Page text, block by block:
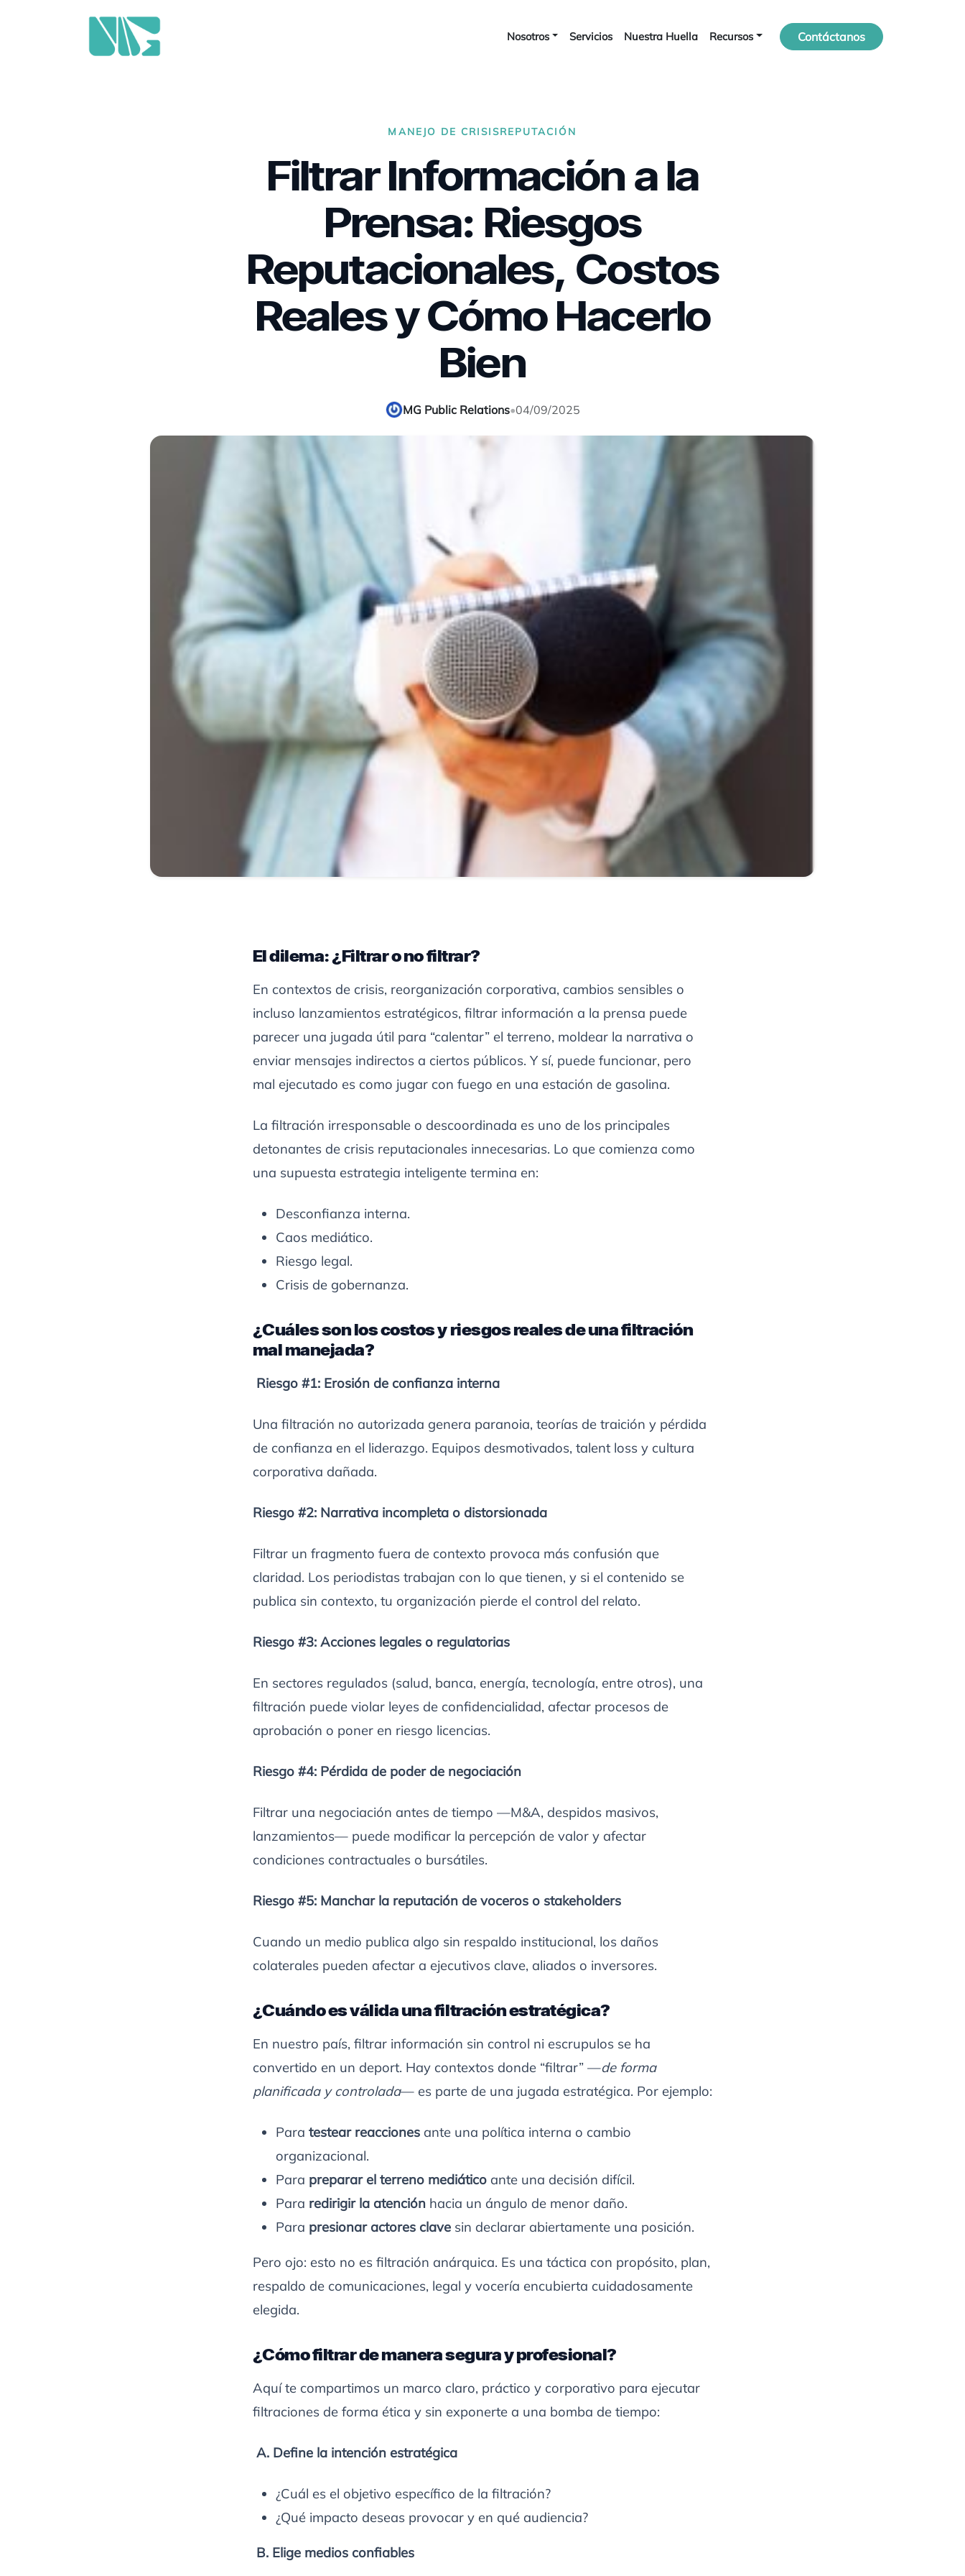
Nosotros Servicios Nuestra Huella Recursos Contáctanos
MANEJO DE CRISISREPUTACIÓN
Filtrar Información a la
Prensa: Riesgos
Reputacionales, Costos
Reales y Cómo Hacerlo
Bien
MG Public Relations•04/09/2025
El dilema: ¿Filtrar o no filtrar?
En contextos de crisis, reorganización corporativa, cambios sensibles o
incluso lanzamientos estratégicos, filtrar información a la prensa puede
parecer una jugada útil para “calentar” el terreno, moldear la narrativa o
enviar mensajes indirectos a ciertos públicos. Y sí, puede funcionar, pero
mal ejecutado es como jugar con fuego en una estación de gasolina.
La filtración irresponsable o descoordinada es uno de los principales
detonantes de crisis reputacionales innecesarias. Lo que comienza como
una supuesta estrategia inteligente termina en:
Desconfianza interna.
Caos mediático.
Riesgo legal.
Crisis de gobernanza.
¿Cuáles son los costos y riesgos reales de una filtración
mal manejada?
Riesgo #1: Erosión de confianza interna
Una filtración no autorizada genera paranoia, teorías de traición y pérdida
de confianza en el liderazgo. Equipos desmotivados, talent loss y cultura
corporativa dañada.
Riesgo #2: Narrativa incompleta o distorsionada
Filtrar un fragmento fuera de contexto provoca más confusión que
claridad. Los periodistas trabajan con lo que tienen, y si el contenido se
publica sin contexto, tu organización pierde el control del relato.
Riesgo #3: Acciones legales o regulatorias
En sectores regulados (salud, banca, energía, tecnología, entre otros), una
filtración puede violar leyes de confidencialidad, afectar procesos de
aprobación o poner en riesgo licencias.
Riesgo #4: Pérdida de poder de negociación
Filtrar una negociación antes de tiempo —M&A, despidos masivos,
lanzamientos— puede modificar la percepción de valor y afectar
condiciones contractuales o bursátiles.
Riesgo #5: Manchar la reputación de voceros o stakeholders
Cuando un medio publica algo sin respaldo institucional, los daños
colaterales pueden afectar a ejecutivos clave, aliados o inversores.
¿Cuándo es válida una filtración estratégica?
En nuestro país, filtrar información sin control ni escrupulos se ha
convertido en un deport. Hay contextos donde “filtrar” —de forma
planificada y controlada— es parte de una jugada estratégica. Por ejemplo:
Para testear reaccionesante una política interna o cambio
organizacional.
Para preparar el terreno mediáticoante una decisión difícil.
Para redirigir la atenciónhacia un ángulo de menor daño.
Para presionar actores clavesin declarar abiertamente una posición.
Pero ojo: esto no es filtración anárquica. Es una táctica con propósito, plan,
respaldo de comunicaciones, legal y vocería encubierta cuidadosamente
elegida.
¿Cómo filtrar de manera segura y profesional?
Aquí te compartimos un marco claro, práctico y corporativo para ejecutar
filtraciones de forma ética y sin exponerte a una bomba de tiempo:
A. Define la intención estratégica
¿Cuál es el objetivo específico de la filtración?
¿Qué impacto deseas provocar y en qué audiencia?
B. Elige medios confiables